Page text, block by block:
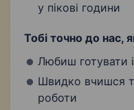
у пікові години
Тобі точно до нас,
Любиш готувати
Швидко вчишся
роботи